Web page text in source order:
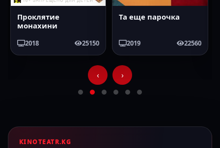
Проклятие
монахини
2018 25150
Та еще парочка
2019 22560
‹ ›
KINOTEATR.KG